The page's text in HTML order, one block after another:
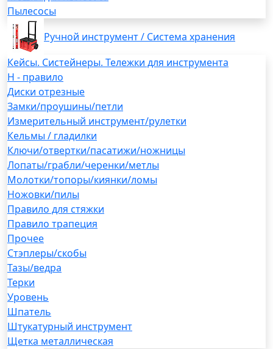
Пылесосы
Ручной инструмент / Система хранения
Кейсы. Систейнеры. Тележки для инструмента
H - правило
Диски отрезные
Замки/проушины/петли
Измерительный инструмент/рулетки
Кельмы / гладилки
Ключи/отвертки/пасатижи/ножницы
Лопаты/грабли/черенки/метлы
Молотки/топоры/киянки/ломы
Ножовки/пилы
Правило для стяжки
Правило трапеция
Прочее
Стэплеры/скобы
Тазы/ведра
Терки
Уровень
Шпатель
Штукатурный инструмент
Щетка металлическая